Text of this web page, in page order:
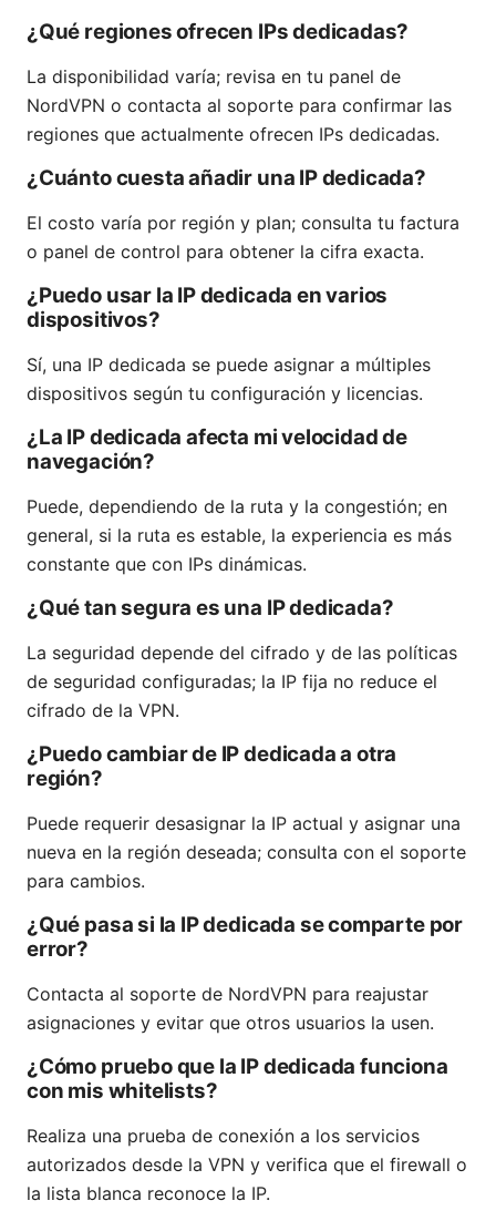
¿Qué regiones ofrecen IPs dedicadas?
La disponibilidad varía; revisa en tu panel de
NordVPN o contacta al soporte para confirmar las
regiones que actualmente ofrecen IPs dedicadas.
¿Cuánto cuesta añadir una IP dedicada?
El costo varía por región y plan; consulta tu factura
o panel de control para obtener la cifra exacta.
¿Puedo usar la IP dedicada en varios
dispositivos?
Sí, una IP dedicada se puede asignar a múltiples
dispositivos según tu configuración y licencias.
¿La IP dedicada afecta mi velocidad de
navegación?
Puede, dependiendo de la ruta y la congestión; en
general, si la ruta es estable, la experiencia es más
constante que con IPs dinámicas.
¿Qué tan segura es una IP dedicada?
La seguridad depende del cifrado y de las políticas
de seguridad configuradas; la IP fija no reduce el
cifrado de la VPN.
¿Puedo cambiar de IP dedicada a otra
región?
Puede requerir desasignar la IP actual y asignar una
nueva en la región deseada; consulta con el soporte
para cambios.
¿Qué pasa si la IP dedicada se comparte por
error?
Contacta al soporte de NordVPN para reajustar
asignaciones y evitar que otros usuarios la usen.
¿Cómo pruebo que la IP dedicada funciona
con mis whitelists?
Realiza una prueba de conexión a los servicios
autorizados desde la VPN y verifica que el firewall o
la lista blanca reconoce la IP.